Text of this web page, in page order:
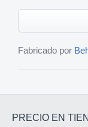
Fabricado por
PRECIO EN